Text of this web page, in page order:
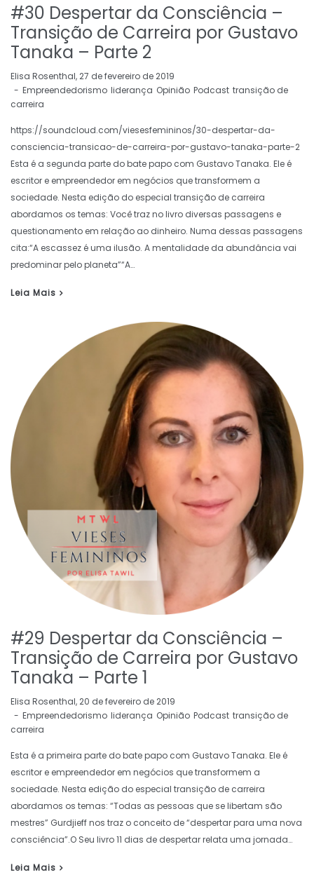
#30 Despertar da Consciência –
Transição de Carreira por Gustavo
Tanaka – Parte 2
by
Elisa Rosenthal 27 de fevereiro de 2019
Empreendedorismo liderança Opinião Podcast transição de
carreira
https://soundcloud.com/viesesfemininos/30-despertar-da-
consciencia-transicao-de-carreira-por-gustavo-tanaka-parte-2
Esta é a segunda parte do bate papo com Gustavo Tanaka. Ele é
escritor e empreendedor em negócios que transformem a
sociedade. Nesta edição do especial transição de carreira
abordamos os temas: Você traz no livro diversas passagens e
questionamento em relação ao dinheiro. Numa dessas passagens
cita:“A escassez é uma ilusão. A mentalidade da abundância vai
predominar pelo planeta”“A…
Leia Mais
#29 Despertar da Consciência –
Transição de Carreira por Gustavo
Tanaka – Parte 1
by
Elisa Rosenthal 20 de fevereiro de 2019
Empreendedorismo liderança Opinião Podcast transição de
carreira
Esta é a primeira parte do bate papo com Gustavo Tanaka. Ele é
escritor e empreendedor em negócios que transformem a
sociedade. Nesta edição do especial transição de carreira
abordamos os temas: “Todas as pessoas que se libertam são
mestres” Gurdjieff nos traz o conceito de “despertar para uma nova
consciência”.O Seu livro 11 dias de despertar relata uma jornada…
Leia Mais